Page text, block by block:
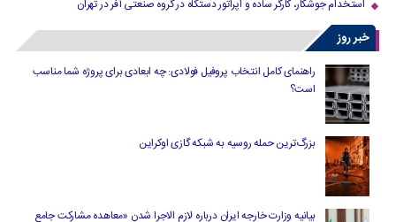
استخدام جوشکار، کارگر ساده و اپراتور دستگاه در گروه صنعتی آفر در تهران
خبر روز
راهنمای کامل انتخاب پروفیل فولادی: چه ابعادی برای پروژه شما مناسب
است؟
بزرگ‌ترین حمله روسیه به شبکه گازی اوکراین
بیانیه وزارت خارجه ایران درباره لازم‌ الاجرا شدن «معاهده مشارکت جامع